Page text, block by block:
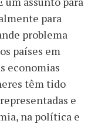
para
problema
países em
economias
têm tido
e
na política e